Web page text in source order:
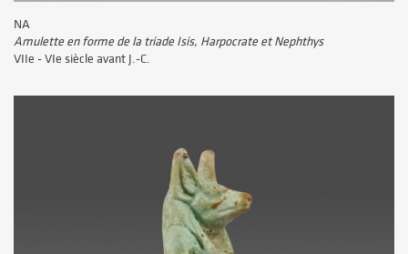
NA
Amulette en forme de la triade Isis, Harpocrate et Nephthys
VIIe - VIe siècle avant J.-C.